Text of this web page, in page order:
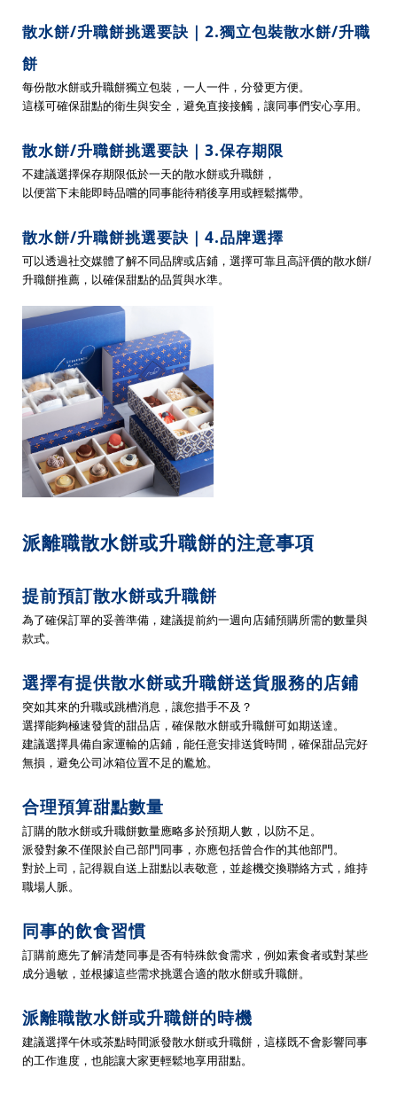
散水餅/升職餅挑選要訣｜2.獨立包裝散水餅/升職
餅
每份散水餅或升職餅獨立包裝，一人一件，分發更方便。
這樣可確保甜點的衛生與安全，避免直接接觸，讓同事們安心享用。
散水餅/升職餅挑選要訣｜3.保存期限
不建議選擇保存期限低於一天的散水餅或升職餅，
以便當下未能即時品嚐的同事能待稍後享用或輕鬆攜帶。
散水餅/升職餅挑選要訣｜4.品牌選擇
可以透過社交媒體了解不同品牌或店鋪，選擇可靠且高評價的散水餅/
升職餅推薦，以確保甜點的品質與水準。
派離職散水餅或升職餅的注意事項
提前預訂散水餅或升職餅
為了確保訂單的妥善準備，建議提前約一週向店鋪預購所需的數量與
款式。
選擇有提供散水餅或升職餅送貨服務的店鋪
突如其來的升職或跳槽消息，讓您措手不及？
選擇能夠極速發貨的甜品店，確保散水餅或升職餅可如期送達。
建議選擇具備自家運輸的店鋪，能任意安排送貨時間，確保甜品完好
無損，避免公司冰箱位置不足的尷尬。
合理預算甜點數量
訂購的散水餅或升職餅數量應略多於預期人數，以防不足。
派發對象不僅限於自己部門同事，亦應包括曾合作的其他部門。
對於上司，記得親自送上甜點以表敬意，並趁機交換聯絡方式，維持
職場人脈。
同事的飲食習慣
訂購前應先了解清楚同事是否有特殊飲食需求，例如素食者或對某些
成分過敏，並根據這些需求挑選合適的散水餅或升職餅。
派離職散水餅或升職餅的時機
建議選擇午休或茶點時間派發散水餅或升職餅，這樣既不會影響同事
的工作進度，也能讓大家更輕鬆地享用甜點。